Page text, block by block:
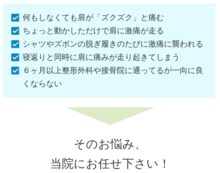
何もしなくても肩が「ズクズク」と痛む
ちょっと動かしただけで肩に激痛が走る
シャツやズボンの脱ぎ履きのたびに激痛に襲われる
寝返りと同時に肩に痛みが走り起きてしまう
６ヶ月以上整形外科や接骨院に通ってるが一向に良
くならない
そのお悩み、
当院にお任せ下さい！